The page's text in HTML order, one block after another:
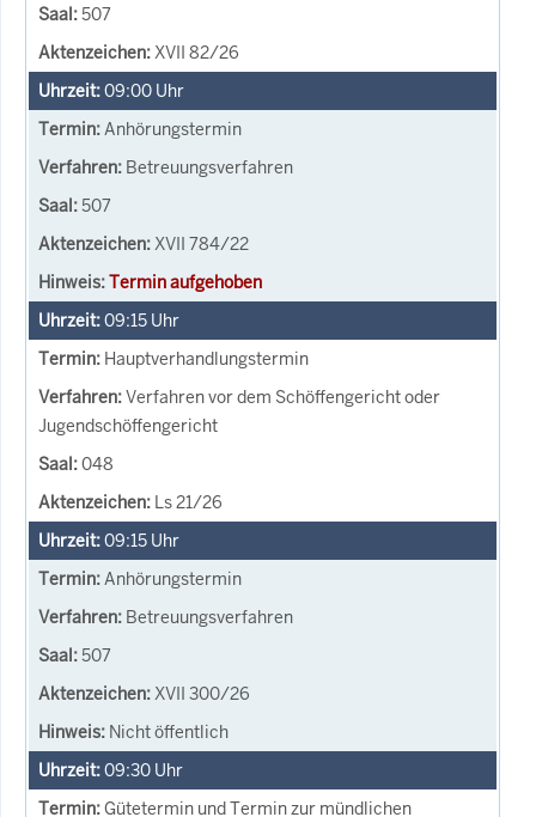
507
XVII 82/26
09:00 Uhr
Anhörungstermin
Betreuungsverfahren
507
XVII 784/22
Termin aufgehoben
09:15 Uhr
Hauptverhandlungstermin
Verfahren vor dem Schöffengericht oder
Jugendschöffengericht
048
Ls 21/26
09:15 Uhr
Anhörungstermin
Betreuungsverfahren
507
XVII 300/26
Nicht öffentlich
09:30 Uhr
Gütetermin und Termin zur mündlichen